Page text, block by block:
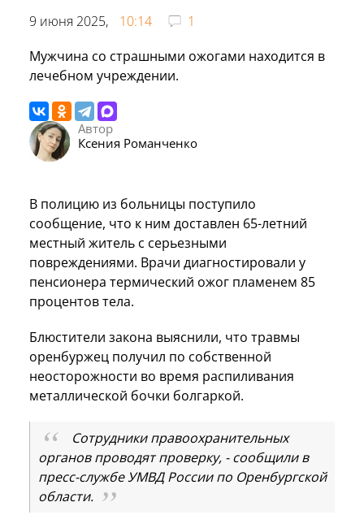
9 июня 2025, 10:14
1
Мужчина со страшными ожогами находится в
лечебном учреждении.
Автор
Ксения Романченко
В полицию из больницы поступило
сообщение, что к ним доставлен 65-летний
местный житель с серьезными
повреждениями. Врачи диагностировали у
пенсионера термический ожог пламенем 85
процентов тела.
Блюстители закона выяснили, что травмы
оренбуржец получил по собственной
неосторожности во время распиливания
металлической бочки болгаркой.
Сотрудники правоохранительных
органов проводят проверку, - сообщили в
пресс-службе УМВД России по Оренбургской
области.